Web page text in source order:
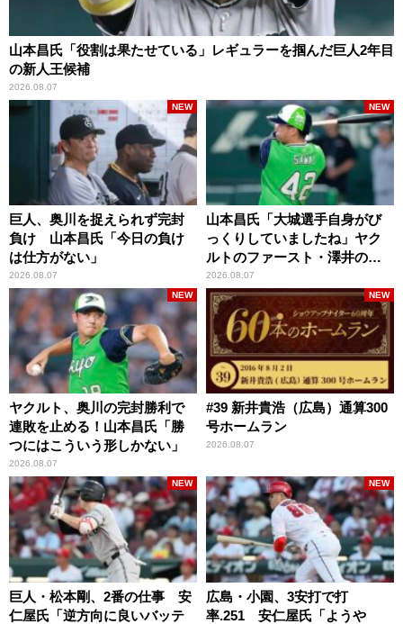
山本昌氏「役割は果たせている」レギュラーを掴んだ巨人2年目
の新人王候補
2026.08.07
巨人、奥川を捉えられず完封
負け 山本昌氏「今日の負け
は仕方がない」
2026.08.07
NEW
山本昌氏「大城選手自身がび
っくりしていましたね」ヤク
ルトのファースト・澤井の判
断を評価
2026.08.07
NEW
ヤクルト、奥川の完封勝利で
連敗を止める！山本昌氏「勝
つにはこういう形しかない」
2026.08.07
NEW
#39 新井貴浩（広島）通算300
号ホームラン
2026.08.07
NEW
巨人・松本剛、2番の仕事 安
仁屋氏「逆方向に良いバッテ
NEW
広島・小園、3安打で打
率.251 安仁屋氏「ようや
NEW